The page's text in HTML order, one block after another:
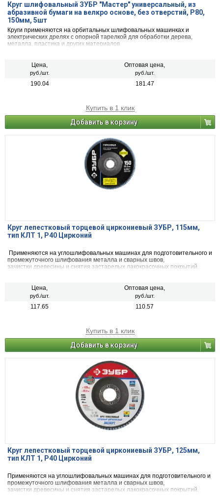
Круг шлифовальный ЗУБР ″Мастер″ универсальный, из
абразивной бумаги на велкро основе, без отверстий, Р80,
150мм, 5шт
Круги применяются на орбитальных шлифовальных машинках и
электрических дрелях с опорной тарелкой для обработки дерева,
металла, пластика и других материалов
Цена,
руб./шт.
Оптовая цена,
руб./шт.
190.04 181.47
Купить в 1 клик
Добавить в корзину
Круг лепестковый торцевой циркониевый ЗУБР, 115мм,
тип КЛТ 1, P40 Цирконий
Применяются на углошлифовальных машинах для подготовительного и
промежуточного шлифования металла и сварных швов,
зачистки древесины и снятия застарелых лакокрасочных покрытий.
Цена,
руб./шт.
Оптовая цена,
руб./шт.
117.65 110.57
Купить в 1 клик
Добавить в корзину
Круг лепестковый торцевой циркониевый ЗУБР, 125мм,
тип КЛТ 1, P40 Цирконий
Применяются на углошлифовальных машинах для подготовительного и
промежуточного шлифования металла и сварных швов,
зачистки древесины и снятия застарелых лакокрасочных покрытий.